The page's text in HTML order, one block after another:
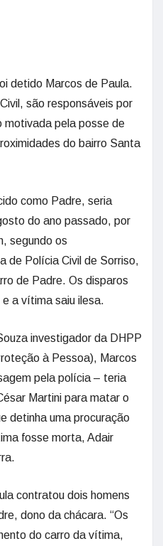
detido Marcos de Paula.
são responsáveis por
motivada pela posse de
do bairro Santa
como Padre, seria
do ano passado, por
segundo os
de Polícia Civil de Sorriso,
de Padre. Os disparos
a vítima saiu ilesa.
investigador da DHPP
à Pessoa), Marcos
pela polícia – teria
Martini para matar o
detinha uma procuração
fosse morta, Adair
contratou dois homens
dono da chácara. “Os
do carro da vítima,